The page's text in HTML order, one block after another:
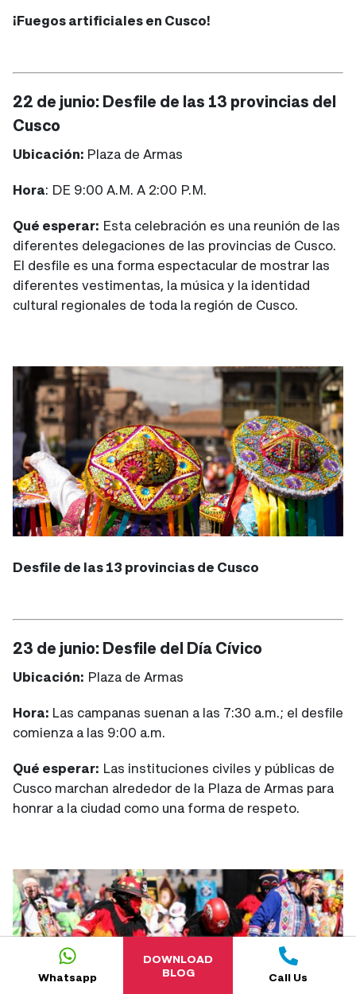
Whatsapp
DOWNLOAD
BLOG
Call Us
¡Fuegos artificiales en Cusco!
22 de junio: Desfile de las 13 provincias del
Cusco
Ubicación: Plaza de Armas
Hora: DE 9:00 A.M. A 2:00 P.M.
Qué esperar: Esta celebración es una reunión de las
diferentes delegaciones de las provincias de Cusco.
El desfile es una forma espectacular de mostrar las
diferentes vestimentas, la música y la identidad
cultural regionales de toda la región de Cusco.
Desfile de las 13 provincias de Cusco
23 de junio: Desfile del Día Cívico
Ubicación: Plaza de Armas
Hora: Las campanas suenan a las 7:30 a.m.; el desfile
comienza a las 9:00 a.m.
Qué esperar: Las instituciones civiles y públicas de
Cusco marchan alrededor de la Plaza de Armas para
honrar a la ciudad como una forma de respeto.